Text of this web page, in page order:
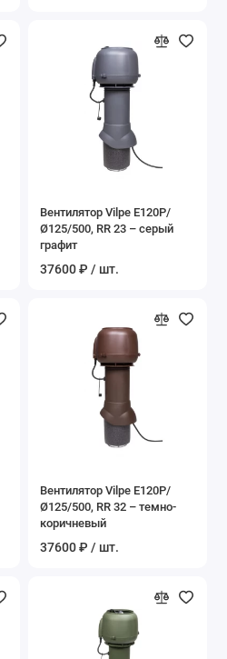
Вентилятор Vilpe E120P/
Ø125/500, RR 23 – серый
графит
37600 ₽ / шт.
Вентилятор Vilpe E120P/
Ø125/500, RR 32 – темно-
коричневый
37600 ₽ / шт.